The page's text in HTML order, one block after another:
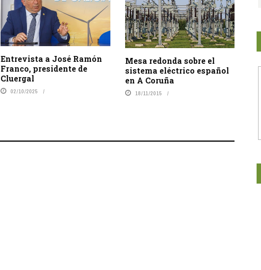
Entrevista a José Ramón
Franco, presidente de
Cluergal
02/10/2025
Mesa redonda sobre el
sistema eléctrico español
en A Coruña
18/11/2015